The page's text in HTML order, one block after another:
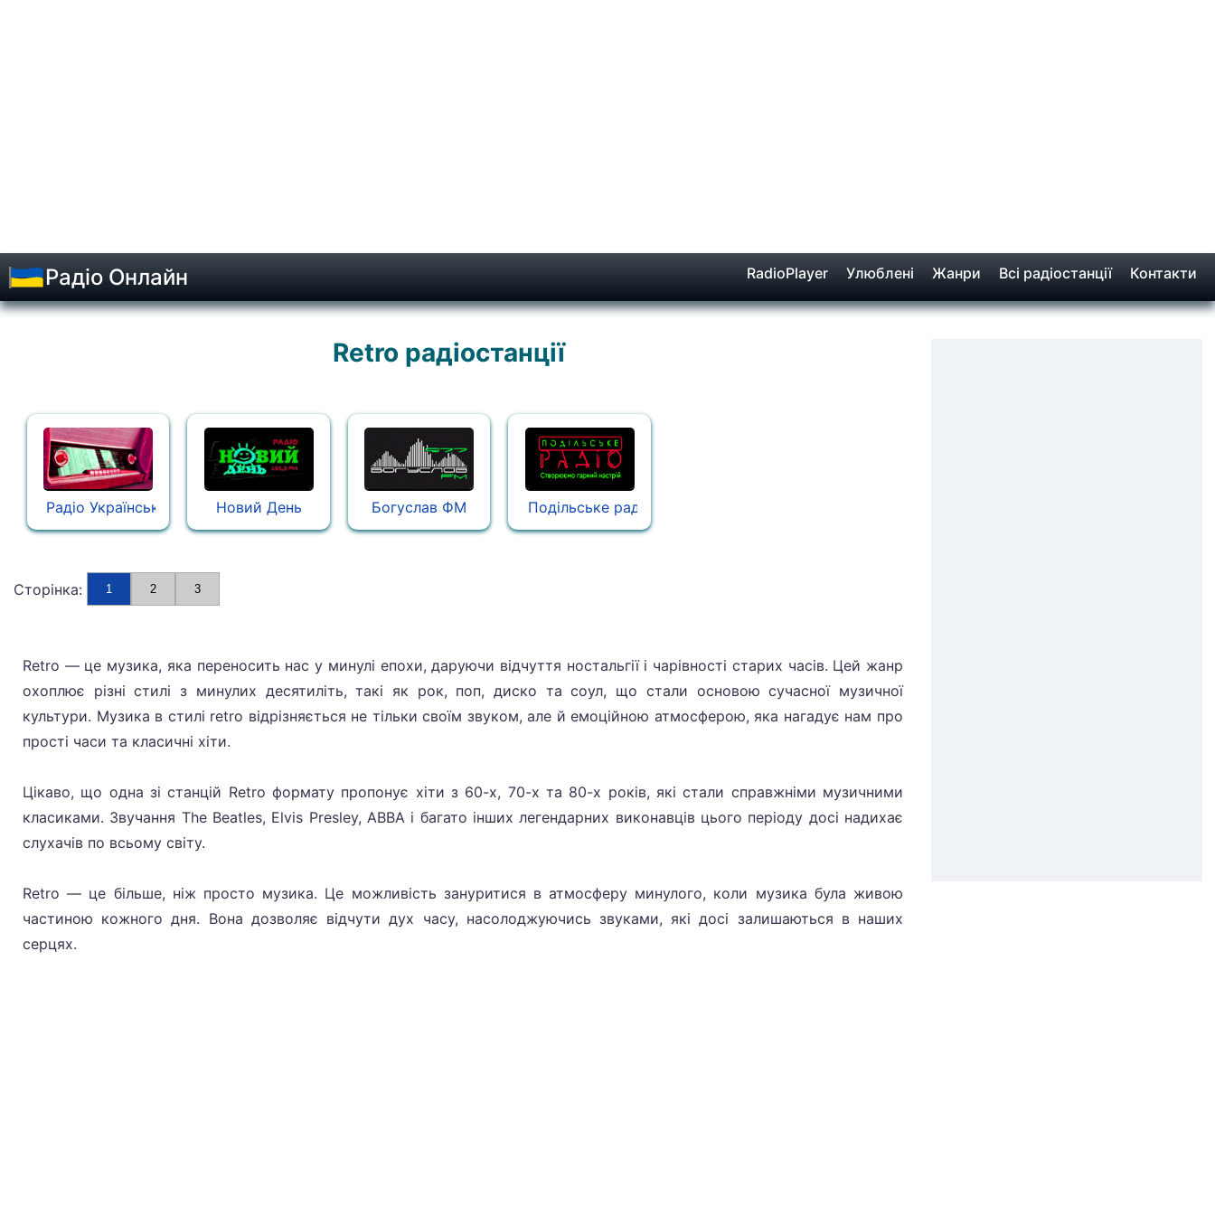
Радіо Онлайн RadioPlayer Улюблені Жанри Всі радіостанції Контакти
Retro радіостанції
Радіо Українська Пісня Новий День Богуслав ФМ Подільське радіо
Сторінка: 1 2 3
Retro — це музика, яка переносить нас у минулі епохи, даруючи відчуття ностальгії і чарівності старих часів. Цей жанр
охоплює різні стилі з минулих десятиліть, такі як рок, поп, диско та соул, що стали основою сучасної музичної
культури. Музика в стилі retro відрізняється не тільки своїм звуком, але й емоційною атмосферою, яка нагадує нам про
прості часи та класичні хіти.
Цікаво, що одна зі станцій Retro формату пропонує хіти з 60-х, 70-х та 80-х років, які стали справжніми музичними
класиками. Звучання The Beatles, Elvis Presley, ABBA і багато інших легендарних виконавців цього періоду досі надихає
слухачів по всьому світу.
Retro — це більше, ніж просто музика. Це можливість зануритися в атмосферу минулого, коли музика була живою
частиною кожного дня. Вона дозволяє відчути дух часу, насолоджуючись звуками, які досі залишаються в наших
серцях.